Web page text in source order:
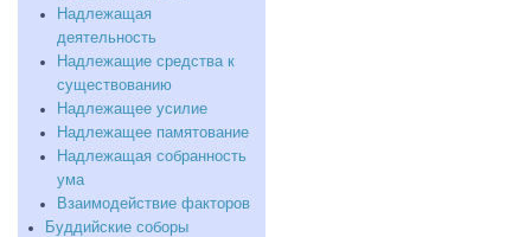
Надлежащая
деятельность
Надлежащие средства к
существованию
Надлежащее усилие
Надлежащее памятование
Надлежащая собранность
ума
Взаимодействие факторов
Буддийские соборы